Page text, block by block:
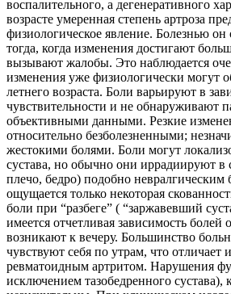
воспалительного, а дегенеративного
возрасте умеренная степень артроза
физиологическое явление. Болезнью он
тогда, когда изменения достигают
вызывают жалобы. Это наблюдается
изменения уже физиологически могут
летнего возраста. Боли варьируют в
чувствительности и не обнаруживают
объективными данными. Резкие
относительно безболезненными;
жестокими болями. Боли могут
сустава, но обычно они иррадиируют в
плечо, бедро) подобно невралгическим
ощущается только некоторая
боли при “разбеге” ( “заржавевший
имеется отчетливая зависимость болей
возникают к вечеру. Большинство
чувствуют себя по утрам, что отличает
ревматоидным артритом. Нарушения
исключением тазобедренного сустава),